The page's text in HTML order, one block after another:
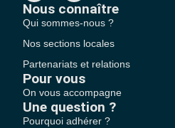
Nous connaître
Qui sommes-nous ?
Nos sections locales
Partenariats et relations
Pour vous
On vous accompagne
Une question ?
Pourquoi adhérer ?